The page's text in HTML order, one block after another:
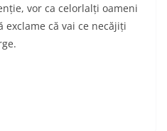
vor ca celorlalți oameni
exclame că vai ce necăjiți